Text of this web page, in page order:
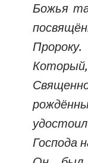
Божья
Пророку.
Господа